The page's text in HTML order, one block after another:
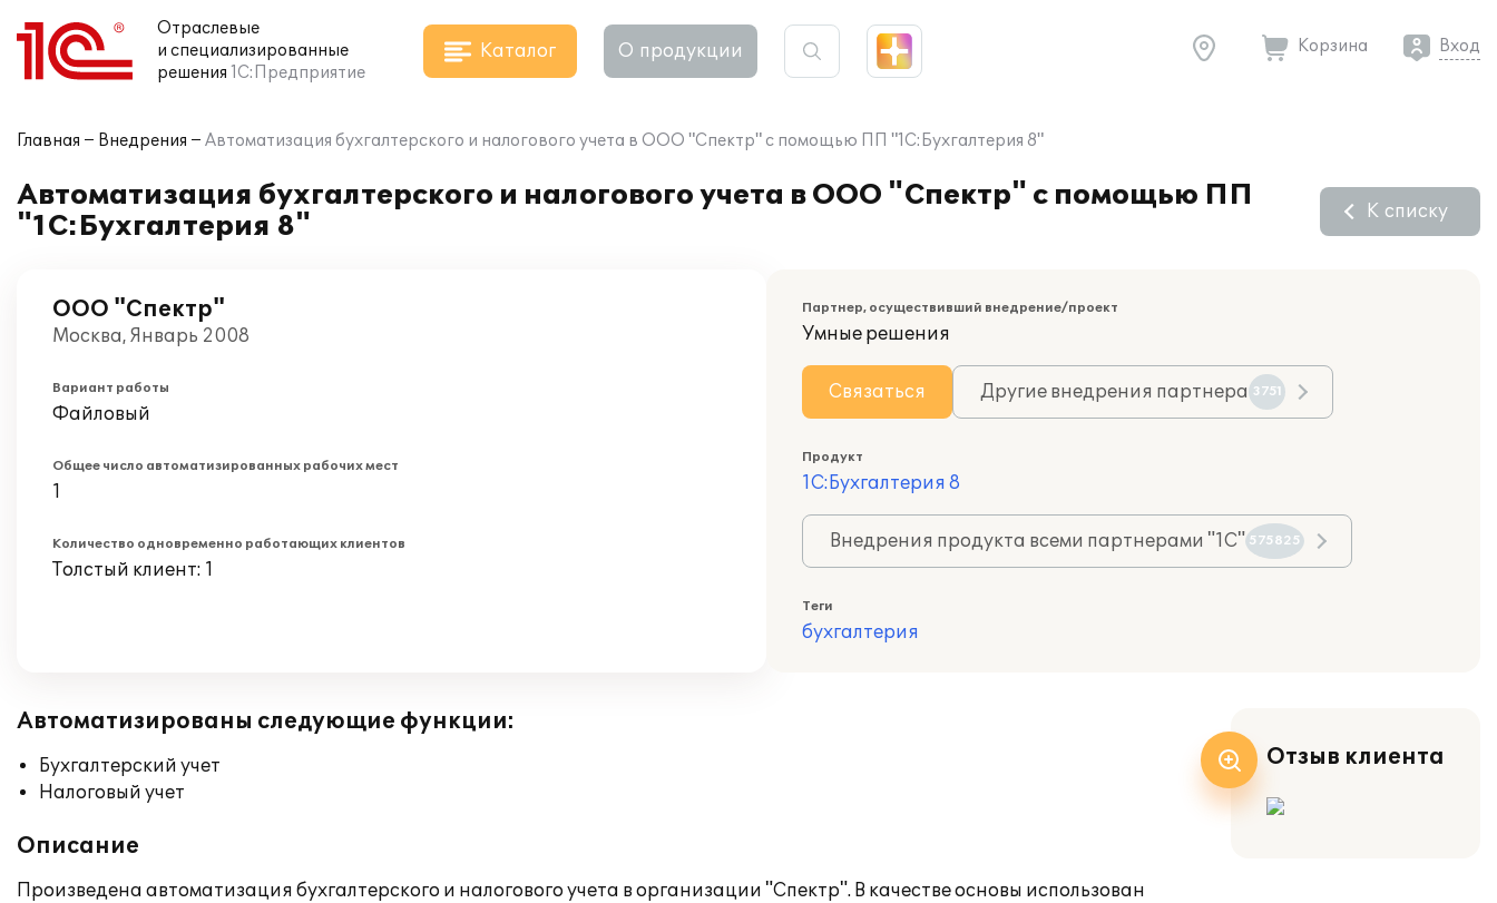
Отраслевые
и специализированные
решения 1С:Предприятие
Каталог О продукции Корзина Вход
Главная Внедрения Автоматизация бухгалтерского и налогового учета в ООО "Спектр" с помощью ПП "1С:Бухгалтерия 8"
Автоматизация бухгалтерского и налогового учета в ООО "Спектр" с помощью ПП
"1С:Бухгалтерия 8"
К списку
ООО "Спектр"
Москва, Январь 2008
Вариант работы
Файловый
Общее число автоматизированных рабочих мест
1
Количество одновременно работающих клиентов
Толстый клиент: 1
Партнер, осуществивший внедрение/проект
Умные решения
Связаться Другие внедрения партнера 3751
Продукт
1С:Бухгалтерия 8
Внедрения продукта всеми партнерами "1С" 575825
Теги
бухгалтерия
Автоматизированы следующие функции:
Бухгалтерский учет
Налоговый учет
Описание
Произведена автоматизация бухгалтерского и налогового учета в организации "Спектр". В качестве основы использован
Отзыв клиента